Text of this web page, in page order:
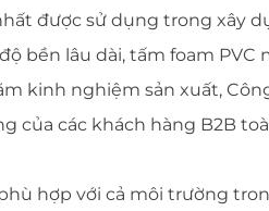
được sử dụng trong xây
bền lâu dài, tấm foam PVC
kinh nghiệm sản xuất,
của các khách hàng B2B
hợp với cả môi trường